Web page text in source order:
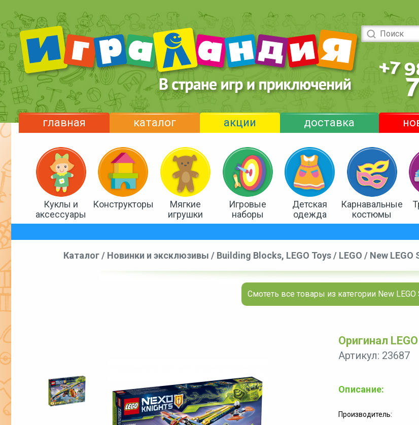
главная каталог акции доставка
Куклы и
аксессуары
Конструкторы
Мягкие
игрушки
Игровые
наборы
Детская
одежда
Карнавальные
костюмы
Каталог/ Новинки и эксклюзивы / Building Blocks, LEGO Toys/ LEGO / New LEGO
Смотеть все товары из категории New LEGO
Оригинал
Артикул: 23687
Описание:
Производитель: